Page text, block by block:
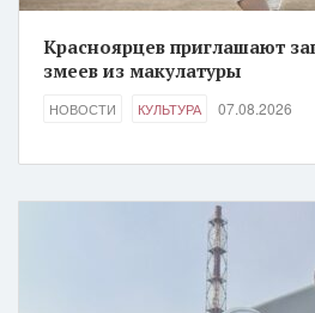
Красноярцев приглашают
змеев из макулатуры
НОВОСТИ КУЛЬТУРА 07.08.2026